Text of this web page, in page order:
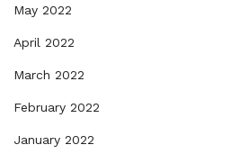
May 2022
April 2022
March 2022
February 2022
January 2022